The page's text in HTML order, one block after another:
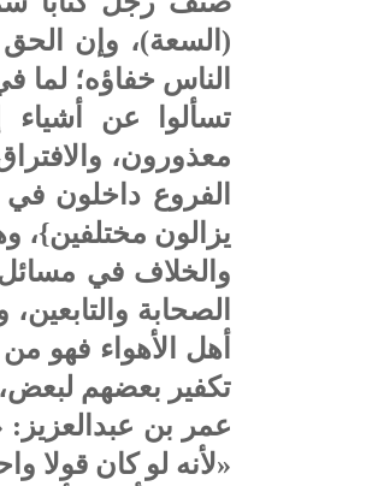
(السعة)، وإن
الناس خفاؤه؛
تسألوا عن
معذورون،
الفروع داخلون في
يزالون مختلفين}،
والخلاف في
الصحابة
أهل الأهواء فهو
تكفير بعضهم
عمر بن
«لأنه لو كان قولا